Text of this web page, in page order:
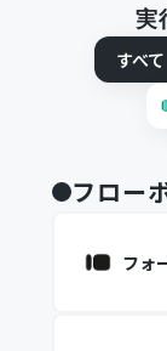
実
すべて
フロー
フォ